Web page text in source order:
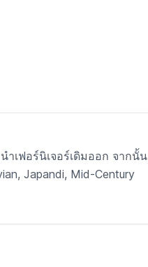
เฟอร์นิเจอร์เดิมออก จากนั้น
Japandi, Mid-Century